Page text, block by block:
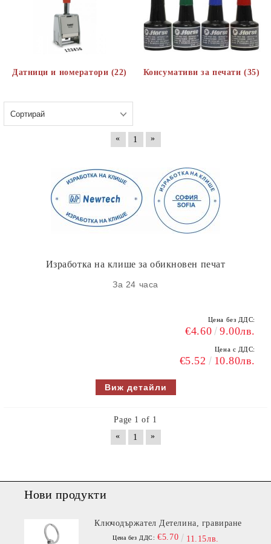
Датници и номератори (22) Консумативи за печати (35)
« 1 »
Изработка на клише за обикновен печат
За 24 часа
Цена без ДДС:
€4.60 9.00лв.
Цена с ДДС:
€5.52 10.80лв.
Виж детайли
Page 1 of 1
«
1 »
Нови продукти
Ключодържател Детелина, гравиране
Цена без ДДС: €5.70 11.15лв.